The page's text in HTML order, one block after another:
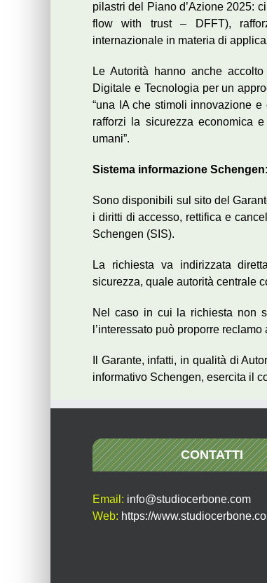
pilastri del Piano d’Azione 2025:
flow with trust – DFFT),
internazionale in materia di
Le Autorità hanno anche
Digitale e Tecnologia per un
“una IA che stimoli innovazione
rafforzi la sicurezza economica
umani”.
Sistema informazione
Sono disponibili sul sito del
i diritti di accesso, rettifica e
Schengen (SIS).
La richiesta va indirizzata
sicurezza, quale autorità centrale
Nel caso in cui la richiesta non
l’interessato può proporre
Il Garante, infatti, in qualità di
informativo Schengen, esercita il
CONTATTI
Email: info@studiocerbone.com
Web: https://